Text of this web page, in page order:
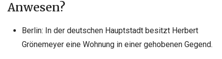
Anwesen?
Berlin: In der deutschen Hauptstadt besitzt Herbert
Grönemeyer eine Wohnung in einer gehobenen Gegend.